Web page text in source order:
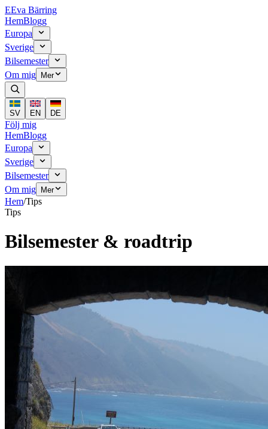
EEva Bärring
HemBlogg
Europa
Sverige
Bilsemester
Om mig
Mer
SV EN DE
Följ mig
HemBlogg
Europa
Sverige
Bilsemester
Om mig
Mer
Hem/Tips
Tips
Bilsemester & roadtrip